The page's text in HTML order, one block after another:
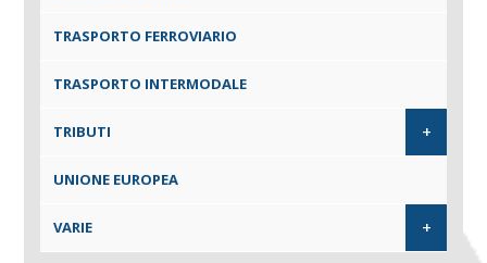
TRASPORTO FERROVIARIO
TRASPORTO INTERMODALE
TRIBUTI +
UNIONE EUROPEA
VARIE +